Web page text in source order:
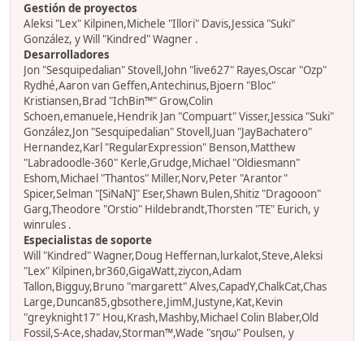
Gestión de proyectos
Aleksi "Lex" Kilpinen,Michele "Illori" Davis,Jessica "Suki"
González, y Will "Kindred" Wagner .
Desarrolladores
Jon "Sesquipedalian" Stovell,John "live627" Rayes,Oscar "Ozp"
Rydhé,Aaron van Geffen,Antechinus,Bjoern "Bloc"
Kristiansen,Brad "IchBin™" Grow,Colin
Schoen,emanuele,Hendrik Jan "Compuart" Visser,Jessica "Suki"
González,Jon "Sesquipedalian" Stovell,Juan "JayBachatero"
Hernandez,Karl "RegularExpression" Benson,Matthew
"Labradoodle-360" Kerle,Grudge,Michael "Oldiesmann"
Eshom,Michael "Thantos" Miller,Norv,Peter "Arantor"
Spicer,Selman "[SiNaN]" Eser,Shawn Bulen,Shitiz "Dragooon"
Garg,Theodore "Orstio" Hildebrandt,Thorsten "TE" Eurich, y
winrules .
Especialistas de soporte
Will "Kindred" Wagner,Doug Heffernan,lurkalot,Steve,Aleksi
"Lex" Kilpinen,br360,GigaWatt,ziycon,Adam
Tallon,Bigguy,Bruno "margarett" Alves,CapadY,ChalkCat,Chas
Large,Duncan85,gbsothere,JimM,Justyne,Kat,Kevin
"greyknight17" Hou,Krash,Mashby,Michael Colin Blaber,Old
Fossil,S-Ace,shadav,Storman™,Wade "sησω" Poulsen, y